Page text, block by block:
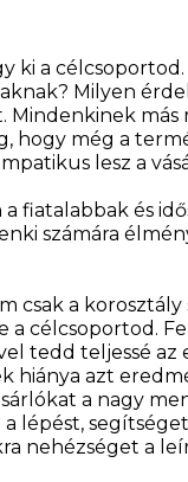
ki a célcsoportod.
Milyen
más
hogy még a
lesz a
fiatalabbak és
számára
csak a korosztály
a célcsoportod.
tedd teljessé az
hiánya azt
a nagy
lépést,
nehézséget a